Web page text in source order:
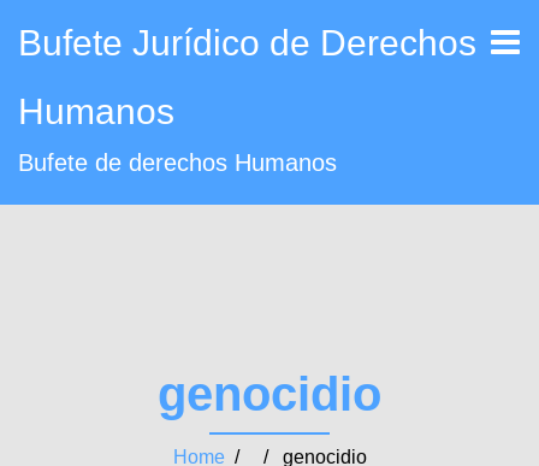
Bufete Jurídico de Derechos
Humanos
Bufete de derechos Humanos
genocidio
Home/ / genocidio